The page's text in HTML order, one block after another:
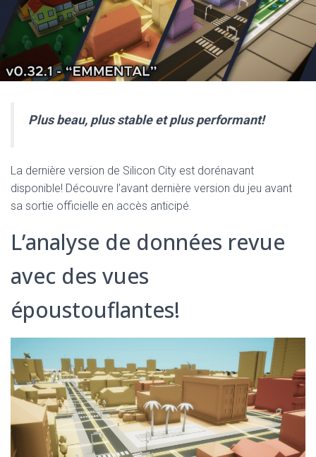
Plus beau, plus stable et plus performant!
La dernière version de Silicon City est dorénavant
disponible! Découvre l’avant dernière version du jeu avant
sa sortie officielle en accès anticipé.
L’analyse de données revue
avec des vues
époustouflantes!